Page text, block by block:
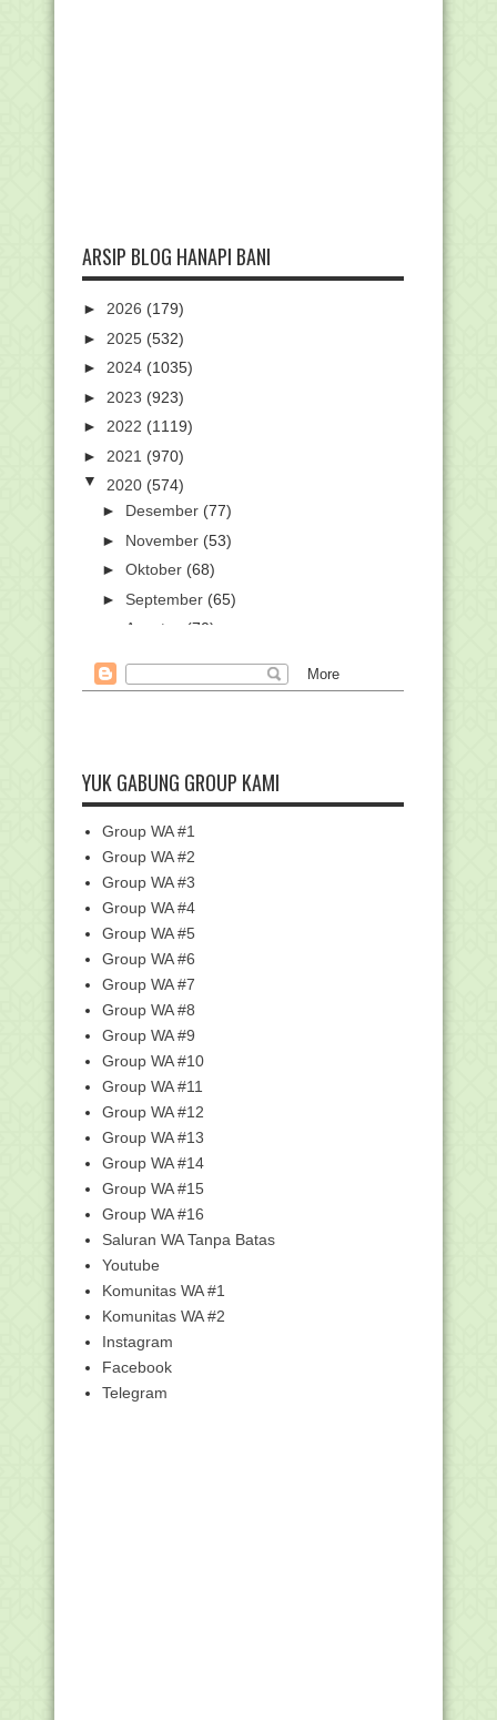
ARSIP BLOG HANAPI BANI
► 2026 (179)
► 2025 (532)
► 2024 (1035)
► 2023 (923)
► 2022 (1119)
► 2021 (970)
▼ 2020 (574)
► Desember (77)
► November (53)
► Oktober (68)
► September (65)
Agustus
(70)
Kemendikbud Fasilitasi Empat Siswa
Kemenag Validasi Penerjemahan Al-
Qur'an Bahasa Ben...
Siswa MAN 1 Pekanbaru Raih Juara
Kompetisi Astrono...
Sertifikat Akre...
Download Surat Edaran Pengelolaan
Simpatika Semest...
Penilaian Angka Kredit Guru dan
Pengawas Madrasah ...
Pandemi COVID-19, Kemendikbud
Luncurkan Program KI...
RPP 1 Lembar Daring SD/MI Kelas 3
Revisi 2020
Hari ini Kemenag Launching dan
Sosialisasi Renstra...
RPP 1 Lembar Daring SD/MI Kelas 2
Revisi 2020
RPP 1 Lembar Daring SD/MI Kelas 5
Revisi 2020
Pendidikan Agama Islam pada PAUD/TK
dan Tantangan ...
Juknis BOP Pondok Pesantren dan
Pendidikan Keagama...
Pemerintah Tetapkan Idul Adha 1441H
Jatuh pada 31 ...
Modul Pembelajaran Daring Aktif
YUK GABUNG GROUP KAMI
Group WA #1
Group WA #2
Group WA #3
Group WA #4
Group WA #5
Group WA #6
Group WA #7
Group WA #8
Group WA #9
Group WA #10
Group WA #11
Group WA #12
Group WA #13
Group WA #14
Group WA #15
Group WA #16
Saluran WA Tanpa Batas
Youtube
Komunitas WA #1
Komunitas WA #2
Instagram
Facebook
Telegram